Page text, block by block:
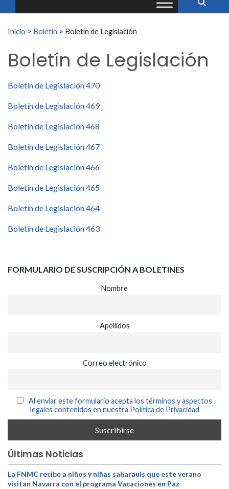
Buscar:
Inicio > Boletín > Boletín de Legislación
Boletín de Legislación
Boletín de Legislación 470
Boletín de Legislación 469
Boletín de Legislación 468
Boletín de Legislación 467
Boletín de Legislación 466
Boletín de Legislación 465
Boletín de Legislación 464
Boletín de Legislación 463
FORMULARIO DE SUSCRIPCIÓN A BOLETINES
Nombre
Apellidos
Correo electrónico
Al enviar este formulario acepta los términos y aspectos
legales contenidos en nuestra Política de Privacidad
Últimas Noticias
La FNMC recibe a niños y niñas saharauis que este verano
visitan Navarra con el programa Vacaciones en Paz